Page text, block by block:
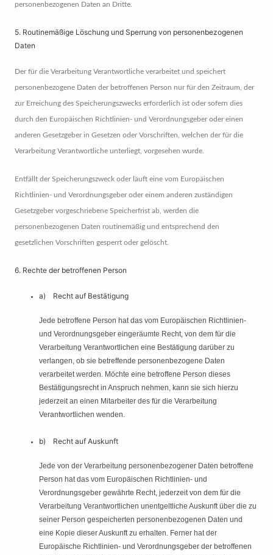
personenbezogenen Daten an Dritte.
5. Routinemäßige Löschung und Sperrung von personenbezogenen
Daten
Der für die Verarbeitung Verantwortliche verarbeitet und speichert
personenbezogene Daten der betroffenen Person nur für den Zeitraum, der
zur Erreichung des Speicherungszwecks erforderlich ist oder sofern dies
durch den Europäischen Richtlinien- und Verordnungsgeber oder einen
anderen Gesetzgeber in Gesetzen oder Vorschriften, welchen der für die
Verarbeitung Verantwortliche unterliegt, vorgesehen wurde.
Entfällt der Speicherungszweck oder läuft eine vom Europäischen
Richtlinien- und Verordnungsgeber oder einem anderen zuständigen
Gesetzgeber vorgeschriebene Speicherfrist ab, werden die
personenbezogenen Daten routinemäßig und entsprechend den
gesetzlichen Vorschriften gesperrt oder gelöscht.
6. Rechte der betroffenen Person
a) Recht auf Bestätigung
Jede betroffene Person hat das vom Europäischen Richtlinien-
und Verordnungsgeber eingeräumte Recht, von dem für die
Verarbeitung Verantwortlichen eine Bestätigung darüber zu
verlangen, ob sie betreffende personenbezogene Daten
verarbeitet werden. Möchte eine betroffene Person dieses
Bestätigungsrecht in Anspruch nehmen, kann sie sich hierzu
jederzeit an einen Mitarbeiter des für die Verarbeitung
Verantwortlichen wenden.
b) Recht auf Auskunft
Jede von der Verarbeitung personenbezogener Daten betroffene
Person hat das vom Europäischen Richtlinien- und
Verordnungsgeber gewährte Recht, jederzeit von dem für die
Verarbeitung Verantwortlichen unentgeltliche Auskunft über die zu
seiner Person gespeicherten personenbezogenen Daten und
eine Kopie dieser Auskunft zu erhalten. Ferner hat der
Europäische Richtlinien- und Verordnungsgeber der betroffenen